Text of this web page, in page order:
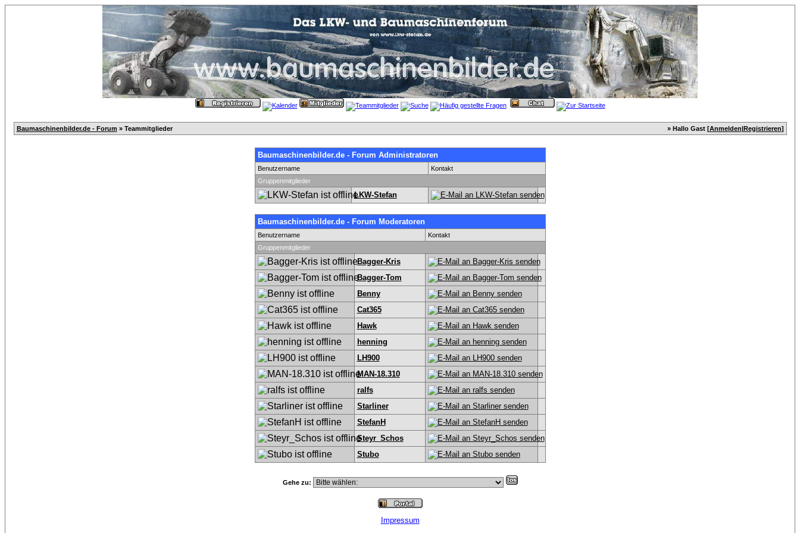
Baumaschinenbilder.de - Forum » Teammitglieder » Hallo Gast [Anmelden|Registrieren]
Baumaschinenbilder.de - Forum Administratoren
Benutzername
Kontakt
Gruppenmitglieder
LKW-Stefan
Baumaschinenbilder.de - Forum Moderatoren
Benutzername
Kontakt
Gruppenmitglieder
Bagger-Kris
Bagger-Tom
Benny
Cat365
Hawk
henning
LH900
MAN-18.310
ralfs
Starliner
StefanH
Steyr_Schos
Stubo
Gehe zu:
Impressum